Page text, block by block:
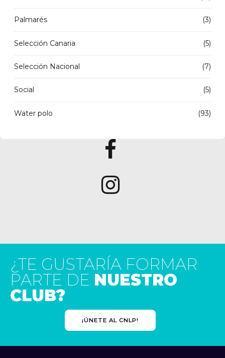
Palmarés (3)
Selección Canaria (5)
Selección Nacional (7)
Social (5)
Water polo (93)
¿TE GUSTARÍA FORMAR
PARTE DE NUESTRO
CLUB?
¡ÚNETE AL CNLP!